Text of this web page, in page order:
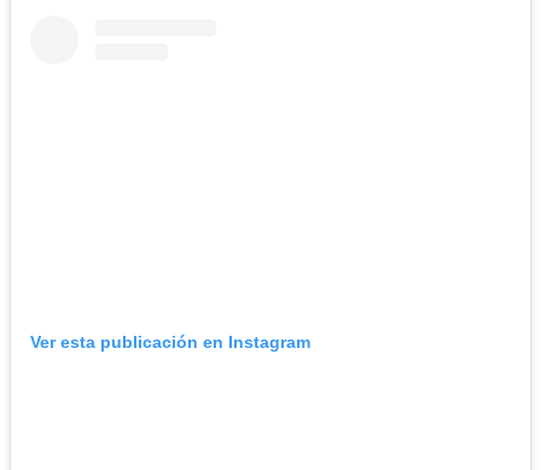
Ver esta publicación en Instagram